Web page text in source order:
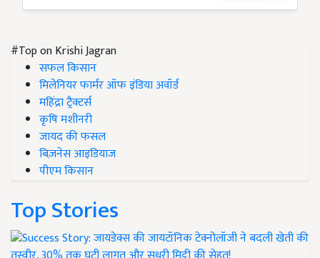
#Top on Krishi Jagran
सफल किसान
मिलेनियर फार्मर ऑफ इंडिया अवॉर्ड
महिंद्रा ट्रैक्टर्स
कृषि मशीनरी
जायद की फसल
बिज़नेस आइडियाज
पीएम किसान
Top Stories